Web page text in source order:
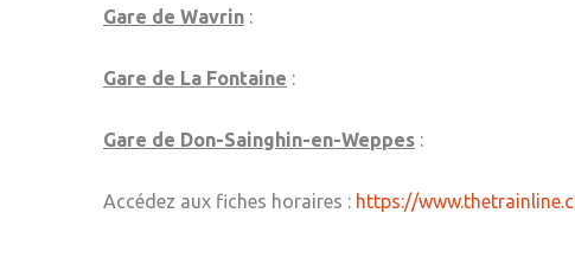
Gare de Wavrin :
Gare de La Fontaine :
Gare de Don-Sainghin-en-Weppes :
Accédez aux fiches horaires : https://